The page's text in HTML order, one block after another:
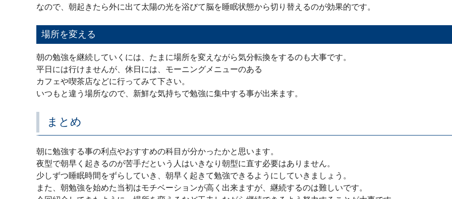
なので、朝起きたら外に出て太陽の光を浴びて脳を睡眠状態から切り替えるのが効果的です。
場所を変える
朝の勉強を継続していくには、たまに場所を変えながら気分転換をするのも大事です。
平日には行けませんが、休日には、モーニングメニューのある
カフェや喫茶店などに行ってみて下さい。
いつもと違う場所なので、新鮮な気持ちで勉強に集中する事が出来ます。
まとめ
朝に勉強する事の利点やおすすめの科目が分かったかと思います。
夜型で朝早く起きるのが苦手だという人はいきなり朝型に直す必要はありません。
少しずつ睡眠時間をずらしていき、朝早く起きて勉強できるようにしていきましょう。
また、朝勉強を始めた当初はモチベーションが高く出来ますが、継続するのは難しいです。